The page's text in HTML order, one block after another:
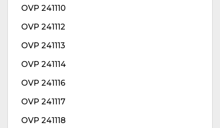
OVP 241110
OVP 241112
OVP 241113
OVP 241114
OVP 241116
OVP 241117
OVP 241118